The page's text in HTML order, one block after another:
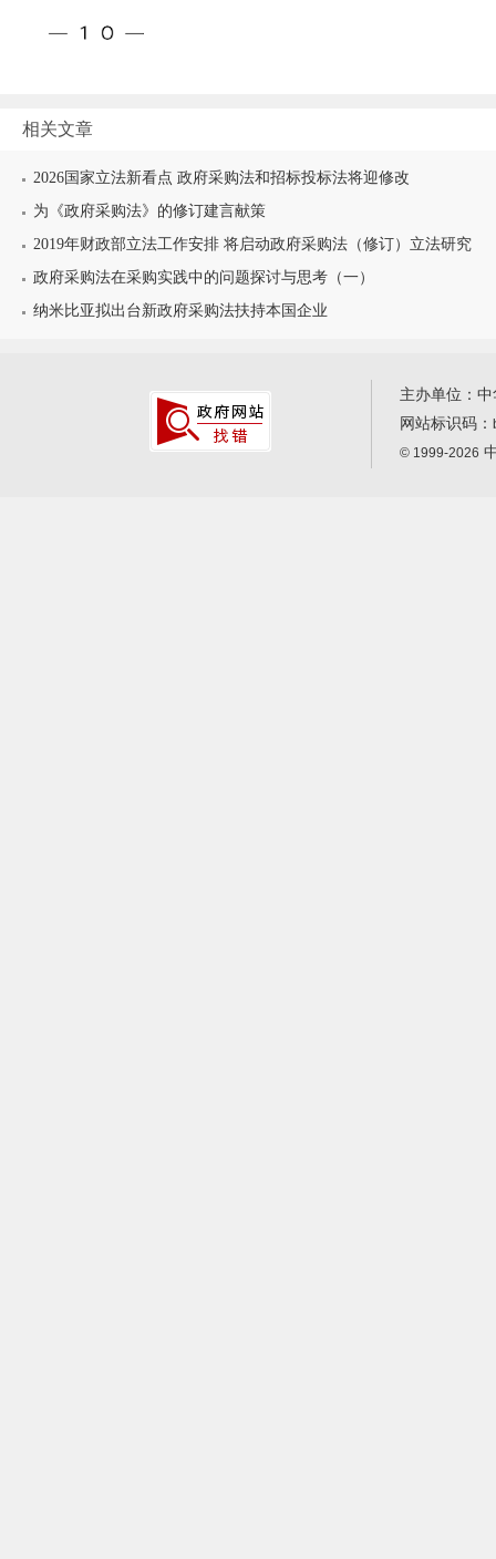
相关文章
2026国家立法新看点 政府采购法和招标投标法将迎修改
为《政府采购法》的修订建言献策
2019年财政部立法工作安排 将启动政府采购法（修订）立法研究
政府采购法在采购实践中的问题探讨与思考（一）
纳米比亚拟出台新政府采购法扶持本国企业
主办单位：
网站标识码：
© 1999-2026